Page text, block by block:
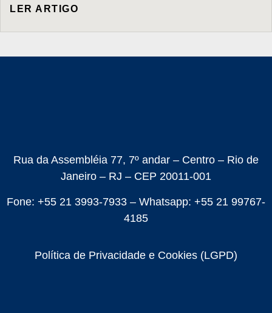
LER ARTIGO
Rua da Assembléia 77, 7º andar – Centro – Rio de
Janeiro – RJ – CEP 20011-001
Fone: +55 21 3993-7933 – Whatsapp: +55 21 99767-
4185
Política de Privacidade e Cookies (LGPD)